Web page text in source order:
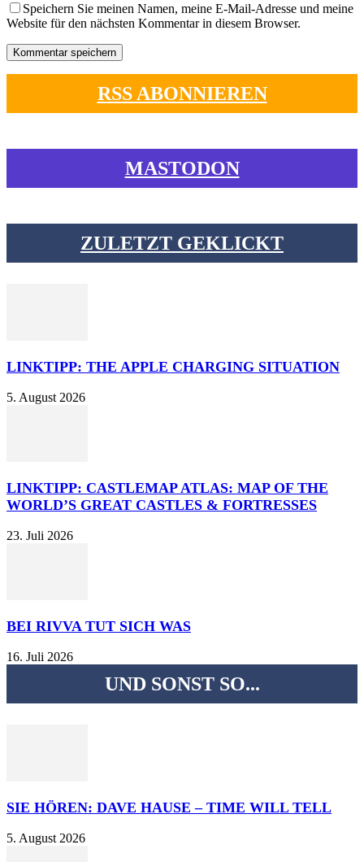
Speichern Sie meinen Namen, meine E-Mail-Adresse und meine
Website für den nächsten Kommentar in diesem Browser.
RSS ABONNIEREN
MASTODON
ZULETZT GEKLICKT
LINKTIPP: THE APPLE CHARGING SITUATION
5. August 2026
LINKTIPP: CASTLEMAP ATLAS: MAP OF THE
WORLD’S GREAT CASTLES & FORTRESSES
23. Juli 2026
BEI RIVVA TUT SICH WAS
16. Juli 2026
UND SONST SO...
SIE HÖREN: DAVE HAUSE – TIME WILL TELL
5. August 2026